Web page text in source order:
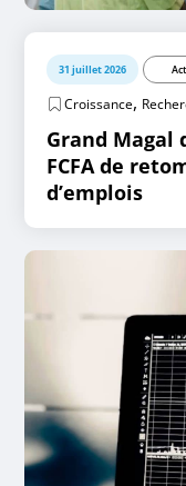
31 juillet 2026
Croissance,
Grand Magal
FCFA de
d’emplois